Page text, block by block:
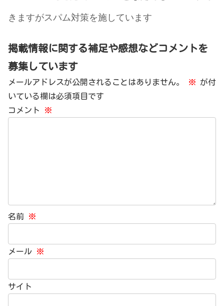
きますがスパム対策を施しています
掲載情報に関する補足や感想などコメントを
募集しています
メールアドレスが公開されることはありません。 ※ が付
いている欄は必須項目です
コメント
※
名前 ※
メール ※
サイト